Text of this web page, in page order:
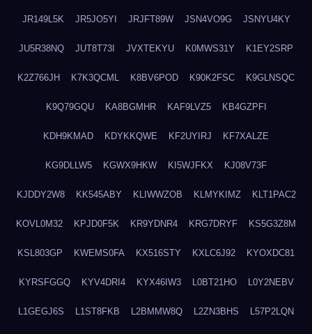
JR149L5K JR5JO5YI JRJFT89W JSN4VO9G JSNYU4KY
JU5R38NQ JUT8T73I JVXTEKYU K0MWS31Y K1EY2SRP
K2Z766JH K7K3QCML K8BV6POD K90K2FSC K9GLNSQC
K9Q79GQU KA8BGMHR KAF9LVZ5 KB4GZPFI
KDH9KMAD KDYKKQWE KF2UYIRJ KF7XALZE
KG9DLLW5 KGWX9HKW KI5WJFKX KJ08V73F
KJDDY2W8 KK545ABY KLIWWZOB KLMYKIMZ KLT1PAC2
KOVL0M32 KPJD0F5K KR9YDNR4 KRG7DRYF KS5G3Z8M
KSL803GP KWEMS0FA KX516STY KXLC6J92 KYOXDC81
KYRSFGGQ KYV4DRI4 KYX46IW3 L0BT21HO L0Y2NEBV
L1GEGJ6S L1ST8FKB L2BMMW8Q L2ZN3BHS L57P2LQN